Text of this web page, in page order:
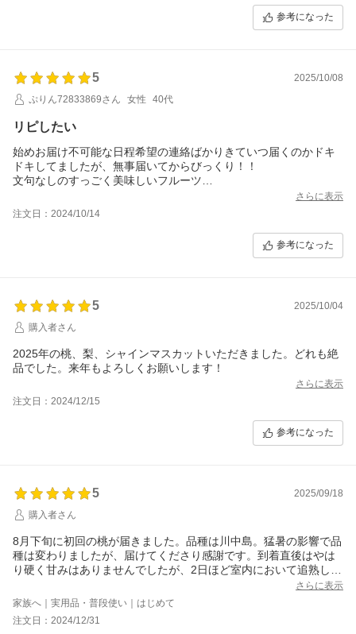
参考になった
5
2025/10/08
ぷりん72833869さん
女性 40代
リピしたい
始めお届け不可能な日程希望の連絡ばかりきていつ届くのかドキ
ドキしてましたが、無事届いてからびっくり！！
文句なしのすっごく美味しいフルーツ
幸せな気持ちになる甘くて、ほんとに美味しかったです！！！
さらに表示
注文日：2024/10/14
参考になった
5
2025/10/04
購入者さん
2025年の桃、梨、シャインマスカットいただきました。どれも絶
品でした。来年もよろしくお願いします！
さらに表示
注文日：2024/12/15
参考になった
5
2025/09/18
購入者さん
8月下旬に初回の桃が届きました。品種は川中島。猛暑の影響で品
種は変わりましたが、届けてくださり感謝です。到着直後はやは
り硬く甘みはありませんでしたが、2日ほど室内において追熟しま
した。香りもよく最後まで美味しくいただきました。2回目も楽し
みに待っています。
さらに表示
家族へ｜実用品・普段使い｜はじめて
注文日：2024/12/31